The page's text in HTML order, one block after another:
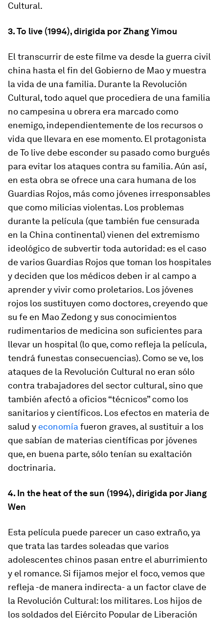
Cultural.
3. To live (1994), dirigida por Zhang Yimou
El transcurrir de este filme va desde la guerra civil
china hasta el fin del Gobierno de Mao y muestra
la vida de una familia. Durante la Revolución
Cultural, todo aquel que procediera de una familia
no campesina u obrera era marcado como
enemigo, independientemente de los recursos o
vida que llevara en ese momento. El protagonista
deTo live debe esconder su pasado como burgués
para evitar los ataques contra su familia. Aún así,
en esta obra se ofrece una cara humana de los
Guardias Rojos, más como jóvenes irresponsables
que como milicias violentas. Los problemas
durante la película (que también fue censurada
en la China continental) vienen del extremismo
ideológico de subvertir toda autoridad: es el caso
de varios Guardias Rojos que toman los hospitales
y deciden que los médicos deben ir al campo a
aprender y vivir como proletarios. Los jóvenes
rojos los sustituyen como doctores, creyendo que
su fe en Mao Zedong y sus conocimientos
rudimentarios de medicina son suficientes para
llevar un hospital (lo que, como refleja la película,
tendrá funestas consecuencias). Como se ve, los
ataques de la Revolución Cultural no eran sólo
contra trabajadores del sector cultural, sino que
también afectó a oficios “técnicos” como los
sanitarios y científicos. Los efectos en materia de
salud y economía fueron graves, al sustituir a los
que sabían de materias científicas por jóvenes
que, en buena parte, sólo tenían su exaltación
doctrinaria.
4. In the heat of the sun (1994), dirigida por Jiang
Wen
Esta película puede parecer un caso extraño, ya
que trata las tardes soleadas que varios
adolescentes chinos pasan entre el aburrimiento
y el romance. Si fijamos mejor el foco, vemos que
refleja -de manera indirecta- a un factor clave de
la Revolución Cultural: los militares. Los hijos de
los soldados del Ejército Popular de Liberación